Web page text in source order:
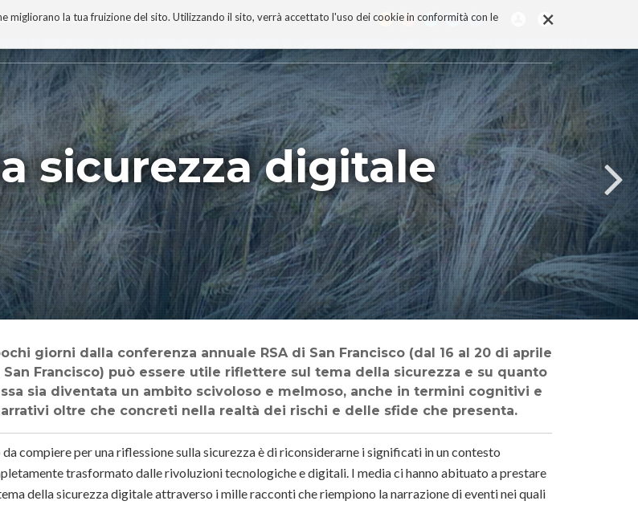
×
migliorano la tua fruizione del sito. Utilizzando il sito, verrà accettato l'uso dei cookie in conformità con le
I MIEI LIBRI PROGETTO
sicurezza digitale
San Francisco) può essere utile riflettere sul tema della sicurezza e su quanto
sia diventata un ambito scivoloso e melmoso, anche in termini cognitivi e
oltre che concreti nella realtà dei rischi e delle sfide che presenta.
compiere per una riflessione sulla sicurezza è di riconsiderarne i significati in un contesto
trasformato dalle rivoluzioni tecnologiche e digitali. I media ci hanno abituato a prestare
della sicurezza digitale attraverso i mille racconti che riempiono la narrazione di eventi nei quali